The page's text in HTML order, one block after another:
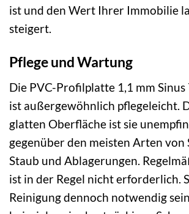
ist und den Wert Ihrer Immobilie
steigert.
Pflege und Wartung
Die PVC-Profilplatte 1,1 mm
ist außergewöhnlich pflegeleicht.
glatten Oberfläche ist sie
gegenüber den meisten Arten von
Staub und Ablagerungen.
ist in der Regel nicht erforderlich.
Reinigung dennoch notwendig